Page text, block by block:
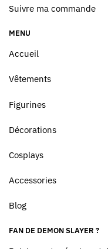
Suivre ma commande
MENU
Accueil
Vêtements
Figurines
Décorations
Cosplays
Accessories
Blog
FAN DE DEMON SLAYER ?